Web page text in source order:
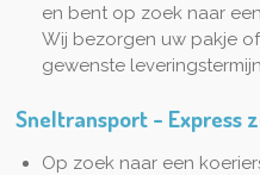
en bent op zoek naar
Wij bezorgen uw pakje
gewenste
Sneltransport - Express
Op zoek naar een